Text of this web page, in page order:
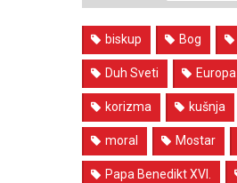
biskup Bog
Duh Sveti Europa
korizma kušnja
moral Mostar
Papa Benedikt XVI.